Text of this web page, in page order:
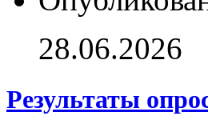
28.06.2026
Результаты